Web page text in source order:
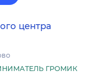
центра
ГРОМИК